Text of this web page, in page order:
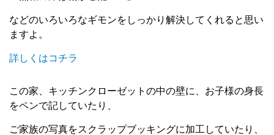
などのいろいろなギモンをしっかり解決してくれると思い
ますよ。
詳しくはコチラ
この家、キッチンクローゼットの中の壁に、お子様の身長
をペンで記していたり、
ご家族の写真をスクラップブッキングに加工していたり、